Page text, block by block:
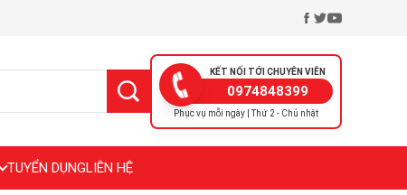
KẾT NỐI TỚI CHUYÊN VIÊN
0974848399
Phục vụ mỗi ngày | Thứ 2 - Chủ nhật
TUYỂN DỤNGLIÊN HỆ